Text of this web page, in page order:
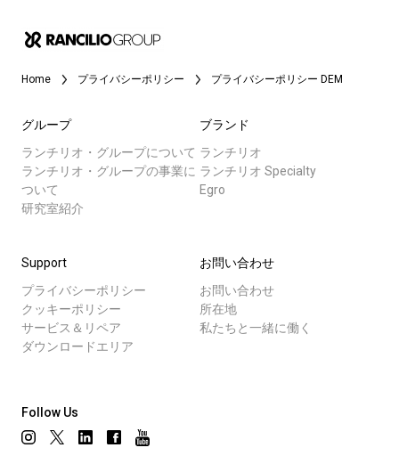
Home プライバシーポリシー プライバシーポリシー DEM
グループ
ランチリオ・グループについて
ランチリオ・グループの事業に
ついて
研究室紹介
ブランド
ランチリオ
ランチリオ Specialty
Egro
Support
プライバシーポリシー
クッキーポリシー
サービス＆リペア
ダウンロードエリア
お問い合わせ
お問い合わせ
所在地
私たちと一緒に働く
Follow Us